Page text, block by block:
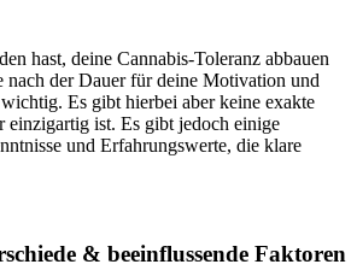
hast, deine Cannabis-Toleranz abbauen
nach der Dauer für deine Motivation und
Es gibt hierbei aber keine exakte
einzigartig ist. Es gibt jedoch einige
und Erfahrungswerte, die klare
& beeinflussende Faktoren